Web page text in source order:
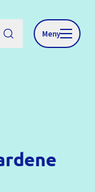
Meny